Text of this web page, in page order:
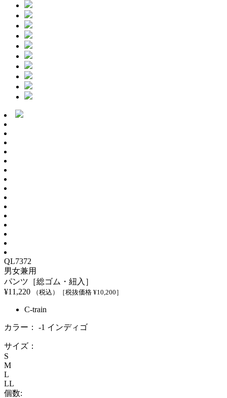
QL7372
男女兼用
パンツ［総ゴム・紐入］
¥11,220 （税込） ［税抜価格 ¥10,200 ］
C-train
カラー： -1 インディゴ
サイズ：
S
M
L
LL
個数: